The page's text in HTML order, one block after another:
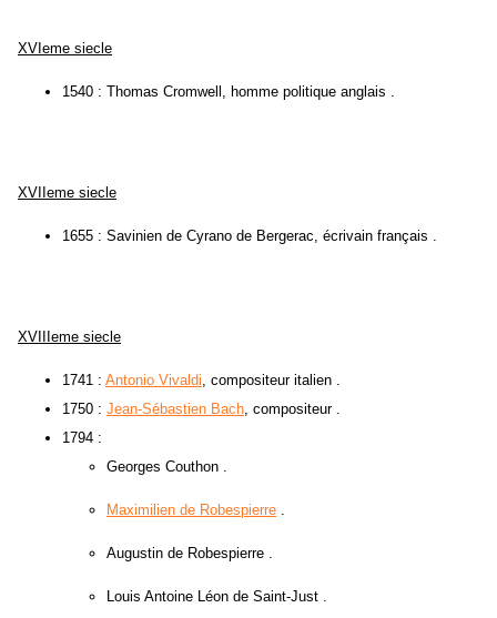
XVIeme siecle
1540 : Thomas Cromwell, homme politique anglais .
XVIIeme siecle
1655 : Savinien de Cyrano de Bergerac, écrivain français .
XVIIIeme siecle
1741 : Antonio Vivaldi, compositeur italien .
1750 : Jean-Sébastien Bach, compositeur .
1794 :
Georges Couthon .
Maximilien de Robespierre .
Augustin de Robespierre .
Louis Antoine Léon de Saint-Just .